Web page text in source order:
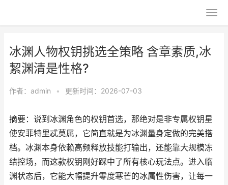
冰渊人物权钥挑选全策略 含章素质,冰
絜渊清是性格?
作者： admin • 更新时间：2026-07-03
摘要：说到冰渊角色的权钥首选，那绝对是非专属权钥星
使安菲特里忒莫属，它简直就是为冰渊量身定做的完美搭
档。冰渊本身依赖高频释放技能打输出，还能靠大规模冻
结控场，而这款权钥刚好踩中了所有核心玩法点。进入临
渊状态后，它能大幅提升零度寒芒的冰属性伤害，让每一